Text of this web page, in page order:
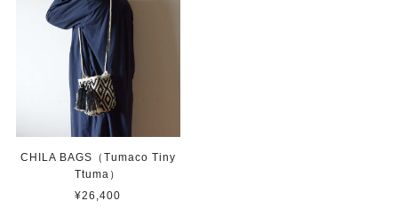
CHILA BAGS（Tumaco Tiny
Ttuma）
¥26,400